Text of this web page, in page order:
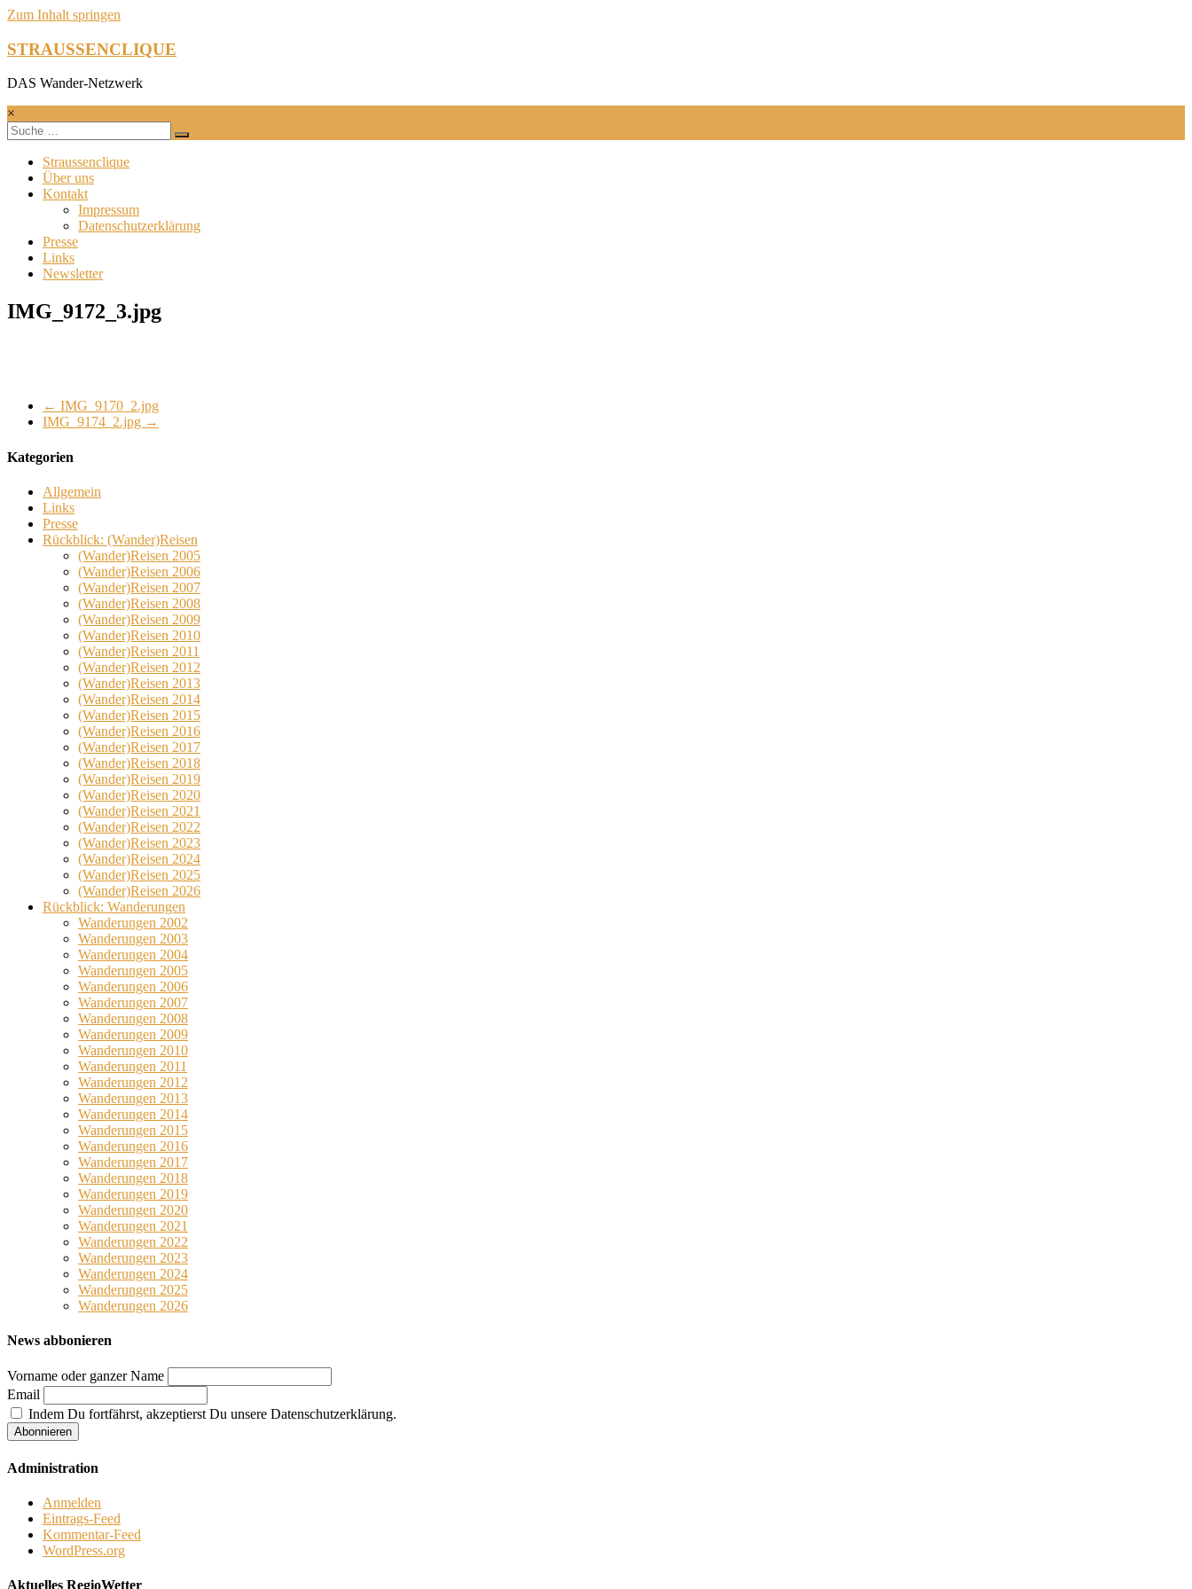
Zum Inhalt springen
STRAUSSENCLIQUE
DAS Wander-Netzwerk
×
Straussenclique
Über uns
Kontakt
Impressum
Datenschutzerklärung
Presse
Links
Newsletter
IMG_9172_3.jpg
← IMG_9170_2.jpg
IMG_9174_2.jpg →
Kategorien
Allgemein
Links
Presse
Rückblick: (Wander)Reisen
(Wander)Reisen 2005
(Wander)Reisen 2006
(Wander)Reisen 2007
(Wander)Reisen 2008
(Wander)Reisen 2009
(Wander)Reisen 2010
(Wander)Reisen 2011
(Wander)Reisen 2012
(Wander)Reisen 2013
(Wander)Reisen 2014
(Wander)Reisen 2015
(Wander)Reisen 2016
(Wander)Reisen 2017
(Wander)Reisen 2018
(Wander)Reisen 2019
(Wander)Reisen 2020
(Wander)Reisen 2021
(Wander)Reisen 2022
(Wander)Reisen 2023
(Wander)Reisen 2024
(Wander)Reisen 2025
(Wander)Reisen 2026
Rückblick: Wanderungen
Wanderungen 2002
Wanderungen 2003
Wanderungen 2004
Wanderungen 2005
Wanderungen 2006
Wanderungen 2007
Wanderungen 2008
Wanderungen 2009
Wanderungen 2010
Wanderungen 2011
Wanderungen 2012
Wanderungen 2013
Wanderungen 2014
Wanderungen 2015
Wanderungen 2016
Wanderungen 2017
Wanderungen 2018
Wanderungen 2019
Wanderungen 2020
Wanderungen 2021
Wanderungen 2022
Wanderungen 2023
Wanderungen 2024
Wanderungen 2025
Wanderungen 2026
News abbonieren
Vorname oder ganzer Name
Email
Indem Du fortfährst, akzeptierst Du unsere Datenschutzerklärung.
Administration
Anmelden
Eintrags-Feed
Kommentar-Feed
WordPress.org
Aktuelles RegioWetter